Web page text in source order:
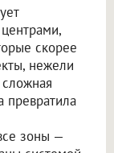
скорее
нежели
превратила
зоны —